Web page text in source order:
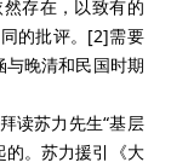
存在，以致有的
的批评。[2]需要
与晚清和民国时期
读苏力先生“基层
的。苏力援引《大